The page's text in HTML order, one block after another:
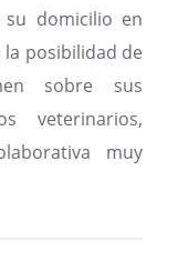
su domicilio en
la posibilidad de
sobre sus
veterinarios,
muy